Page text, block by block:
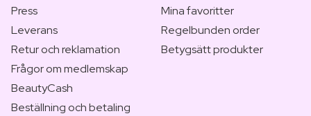
Press
Leverans
Retur och reklamation
Frågor om medlemskap
BeautyCash
Beställning och betaling
Mina favoritter
Regelbunden order
Betygsätt produkter